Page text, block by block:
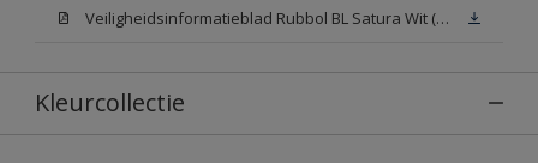
Veiligheidsinformatieblad Rubbol BL Satura Wit (MSDS)
Kleurcollectie